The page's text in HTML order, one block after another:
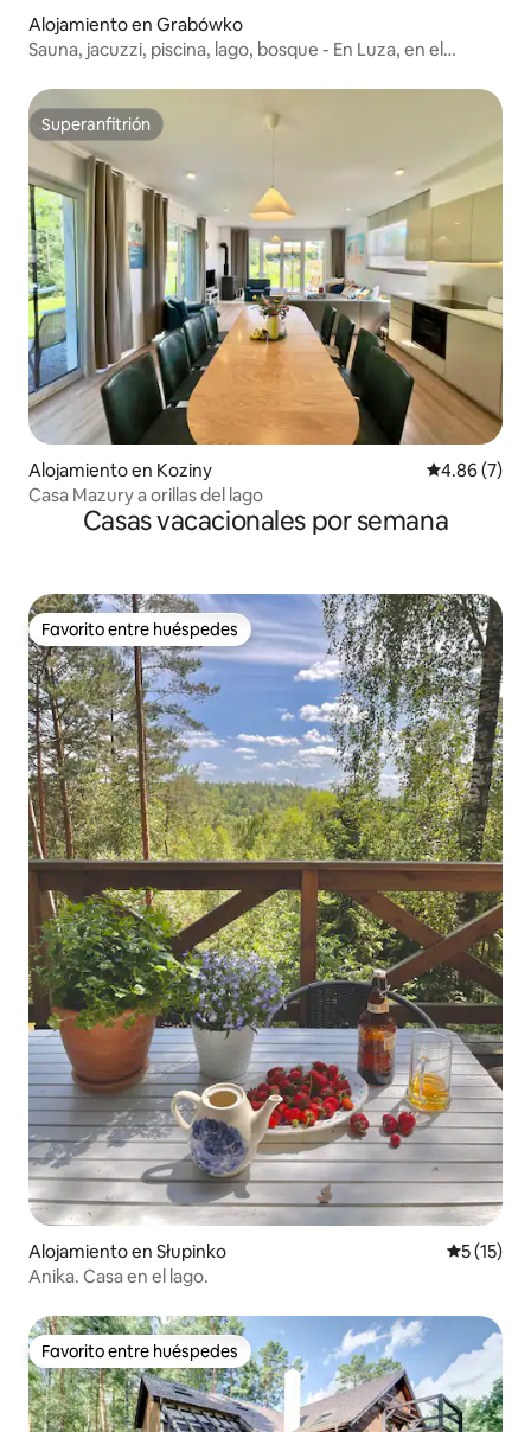
Alojamiento en Grabówko
Sauna, jacuzzi, piscina, lago, bosque - En Luza, en el
Superanfitrión
Superanfitrión
Alojamiento en Koziny Calificación
4.86 (7)
Casa Mazury a orillas del lago
Casas vacacionales por semana
Favorito entre huéspedes
Favorito entre huéspedes
Alojamiento en Słupinko
5 (15)
Anika. Casa en el lago.
Favorito entre huéspedes
Favorito entre huéspedes